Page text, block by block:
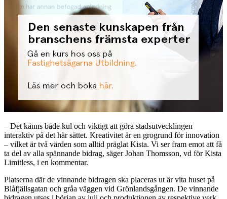
– Det känns både kul och viktigt att göra stadsutvecklingen
interaktiv på det här sättet. Kreativitet är en grogrund för innovation
– vilket är två värden som alltid präglat Kista. Vi ser fram emot att få
ta del av alla spännande bidrag, säger Johan Thomsson, vd för Kista
Limitless, i en kommentar.
Platserna där de vinnande bidragen ska placeras ut är vita huset på
Blåfjällsgatan och gråa väggen vid Grönlandsgången. De vinnande